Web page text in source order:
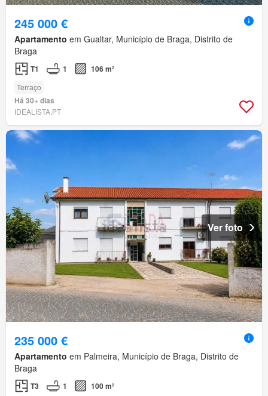
245 000 €
Apartamento em Gualtar, Município de Braga, Distrito de
Braga
T1 1 106 m²
Terraço
Há 30+ dias
IDEALISTA.PT
Ver foto
235 000 €
Apartamento em Palmeira, Município de Braga, Distrito de
Braga
T3 1
100 m²